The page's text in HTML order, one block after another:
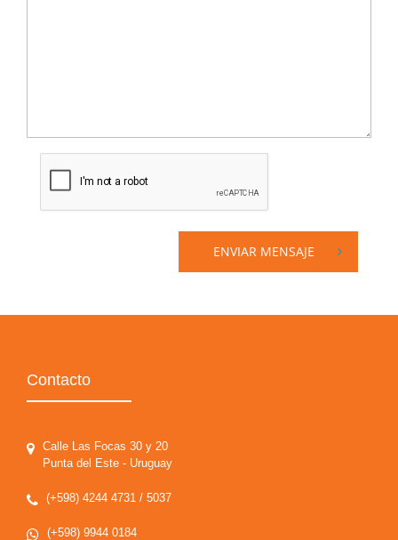
ENVIAR MENSAJE
Contacto
Calle Las Focas 30 y 20
Punta del Este - Uruguay
(+598) 4244 4731 / 5037
(+598) 9944 0184